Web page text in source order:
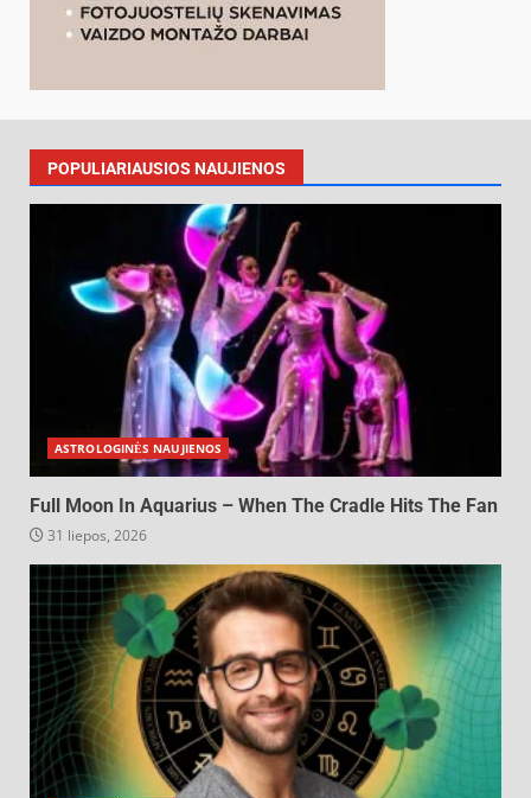
POPULIARIAUSIOS NAUJIENOS
ASTROLOGINĖS NAUJIENOS
Full Moon In Aquarius – When The Cradle Hits The Fan
31 liepos, 2026